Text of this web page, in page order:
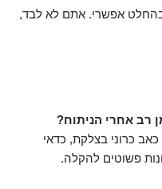
בהחלט אפשרי. אתם לא לבד,
רב אחרי הניתוח?
כרוני בצלקת, כדאי
פשוטים להקלה.